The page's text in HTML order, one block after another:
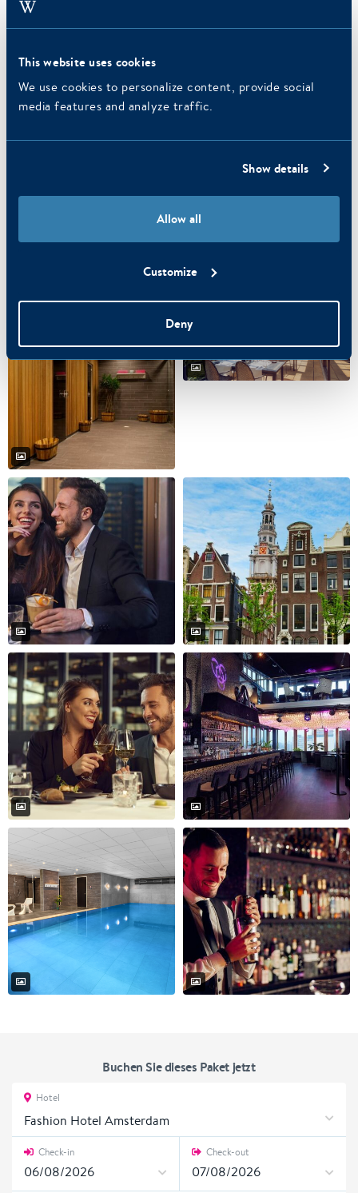
This website uses cookies
We use cookies to personalize content, provide social
media features and analyze traffic.
Show details
Allow all
Customize
Deny
Wellness in Amsterdam
Buchen Sie dieses Paket jetzt
Hotel
Fashion Hotel Amsterdam
Check-in Check-out